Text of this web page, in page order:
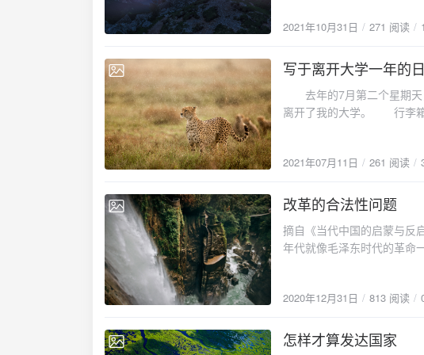
乐这件事也变得不那么纯粹
2021年10月31日 271 阅读
2021-07-11
写于离开大学一年的
去年的7月第二个星期天
离开了我的大学。 行李箱
毕业。因为疫情，第一次回
完各种活动，星期三本就可
送完一个舍友，宿舍就只剩
不走了，他要赶晚上的火车
校里走走，似乎总是没有那
概不会想到，大四最后一
我望着家乡门前的马路，马
2021年07月11日 261 阅读
2020-12-31
改革的合法性问题
摘自《当代中国的启蒙与
年代就像毛泽东时代的革命
心是放权让利,是一场多边双
问题。 围绕着改革的合法
一场是90年代中后期的自
2020年12月31日 813 阅读
2020-09-17
怎样才算发达国家